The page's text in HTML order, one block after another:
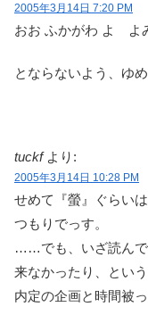
2005年3月14日 7:20 PM
おお ふかがわ よ よ
とならないよう、ゆ
tuckf より:
2005年3月14日 10:28 PM
せめて『螢』ぐらい
つもりでっす。
……でも、いざ読んで
来なかったり、とい
内定の企画と時間被